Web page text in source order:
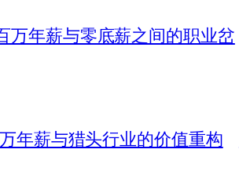
万年薪与零底薪之间的职业岔
年薪与猎头行业的价值重构